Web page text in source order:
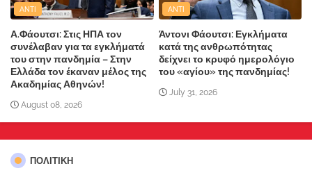
ANTI
Α.Φάουτσι: Στις ΗΠΑ τον
συνέλαβαν για τα εγκλήματά
του στην πανδημία – Στην
Ελλάδα τον έκαναν μέλος της
Ακαδημίας Αθηνών!
August 08, 2026
ANTI
Άντονι Φάουτσι: Εγκλήματα
κατά της ανθρωπότητας
δείχνει το κρυφό ημερολόγιο
του «αγίου» της πανδημίας!
July 31, 2026
ΠΟΛΙΤΙΚΗ